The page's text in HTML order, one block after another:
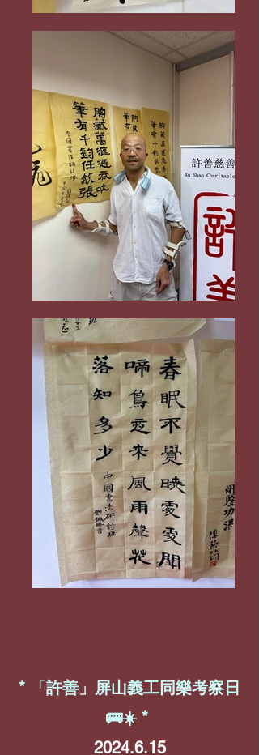
* 「許善」屏山義工同樂考察日
🚌☀️ *
2024.6.15